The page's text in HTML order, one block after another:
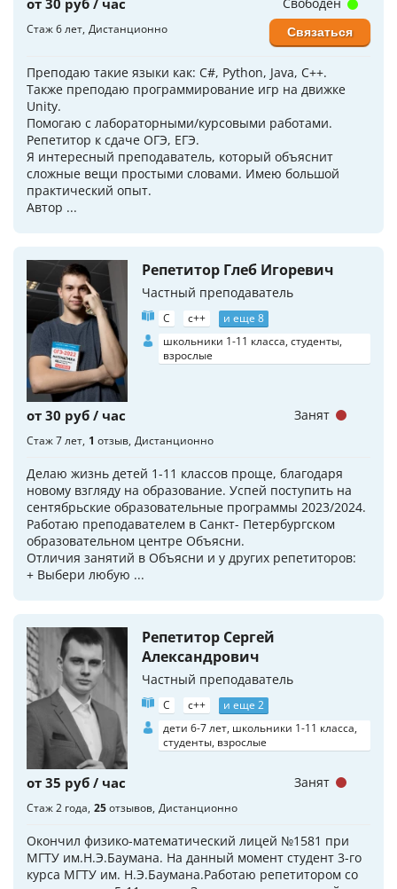
от 30 руб / час
Стаж 6 лет Дистанционно
Преподаю такие языки как: C#, Python, Java, C++.
Также преподаю программирование игр на движке
Unity.
Помогаю с лабораторными/курсовыми работами.
Репетитор к сдаче ОГЭ, ЕГЭ.
Я интересный преподаватель, который объяснит
сложные вещи простыми словами. Имею большой
практический опыт.
Автор ...
Свободен
Связаться
Репетитор Глеб Игоревич
Частный преподаватель
C c++
и еще 8
школьники 1-11 класса, студенты,
взрослые
от 30 руб / час
Стаж 7 лет 1 отзыв Дистанционно
Делаю жизнь детей 1-11 классов проще, благодаря
новому взгляду на образование. Успей поступить на
сентябрьские образовательные программы 2023/2024.
Работаю преподавателем в Санкт- Петербургском
образовательном центре Объясни.
Отличия занятий в Объясни и у других репетиторов:
+ Выбери любую ...
Занят
Репетитор Сергей
Александрович
Частный преподаватель
C c++
и еще 2
дети 6-7 лет, школьники 1-11 класса,
студенты, взрослые
от 35 руб / час
Стаж 2 года 25отзывов Дистанционно
Окончил физико-математический лицей №1581 при
МГТУ им.Н.Э.Баумана. На данный момент студент 3-го
курса МГТУ им. Н.Э.Баумана.Работаю репетитором со
Занят